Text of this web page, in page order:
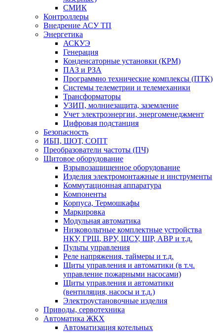
СМИК
Контроллеры
Внедрение АСУ ТП
Энергетика
АСКУЭ
Генерация
Конденсаторные установки (КРМ)
ПАЗ и РЗА
Программно технические комплексы (ПТК)
Системы телеметрии и телемеханики
Трансформаторы
УЗИП, молниезащита, заземление
Учет электроэнергии, энергоменеджмент
Цифровая подстанция
Безопасность
ИБП, ШОТ, СОПТ
Преобразователи частоты (ПЧ)
Щитовое оборудование
Взрывозащищенное оборудование
Изделия электромонтажные и инструменты
Коммутационная аппаратура
Компоненты
Корпуса, Термошкафы
Маркировка
Модульная автоматика
Низковольтные комплектные устройства
НКУ, ГРЩ, ВРУ, ЩСУ, ШР, АВР и т.д.
Пульты управления
Реле напряжения, таймеры и т.д.
Щиты управления и автоматики (в т.ч.
управление пожарными насосами)
Щиты управления и автоматики
(вентиляция, насосы и т.д.)
Электроустановочные изделия
Приводы, сервотехника
Автоматика ЖКХ
Автоматизация котельных